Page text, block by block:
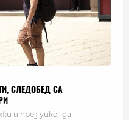
СЛЕДОБЕД СА
и през уикенда